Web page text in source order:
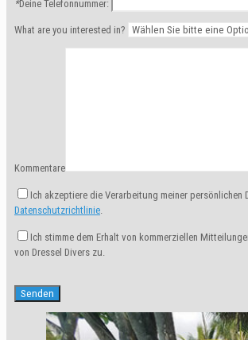
*Deine Telefonnummer:
What are you interested in?
Kommentare
Ich akzeptiere die Verarbeitung meiner persönlichen
Datenschutzrichtlinie
Ich stimme dem Erhalt von kommerziellen
von Dressel Divers zu.